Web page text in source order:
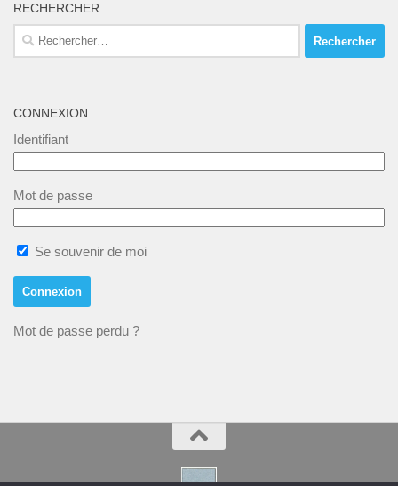
RECHERCHER
Rechercher :
CONNEXION
Identifiant
Mot de passe
Se souvenir de moi
Mot de passe perdu ?